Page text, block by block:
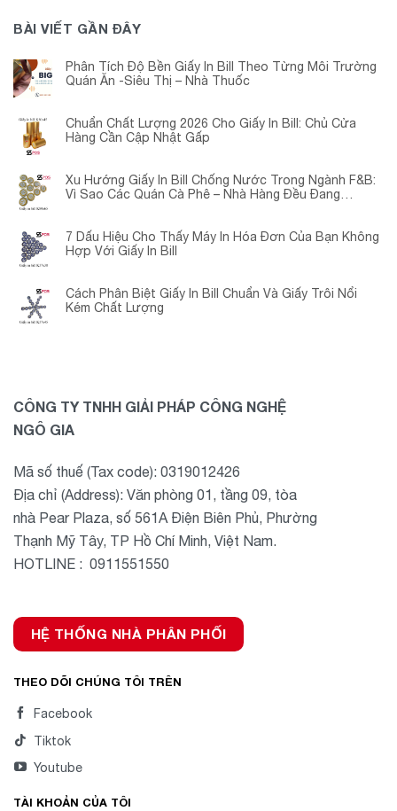
BÀI VIẾT GẦN ĐÂY
Phân Tích Độ Bền Giấy In Bill Theo Từng Môi Trường
Quán Ăn -Siêu Thị – Nhà Thuốc
Chuẩn Chất Lượng 2026 Cho Giấy In Bill: Chủ Cửa
Hàng Cần Cập Nhật Gấp
Xu Hướng Giấy In Bill Chống Nước Trong Ngành F&B:
Vì Sao Các Quán Cà Phê – Nhà Hàng Đều Đang
7 Dấu Hiệu Cho Thấy Máy In Hóa Đơn Của Bạn Không
Hợp Với Giấy In Bill
Cách Phân Biệt Giấy In Bill Chuẩn Và Giấy Trôi Nổi
Kém Chất Lượng
CÔNG TY TNHH GIẢI PHÁP CÔNG NGHỆ
NGÔ GIA
Mã số thuế (Tax code): 0319012426
Địa chỉ (Address): Văn phòng 01, tầng 09, tòa
nhà Pear Plaza, số 561A Điện Biên Phủ, Phường
Thạnh Mỹ Tây, TP Hồ Chí Minh, Việt Nam.
HOTLINE : 0911551550
HỆ THỐNG NHÀ PHÂN PHỐI
THEO DÕI CHÚNG TÔI TRÊN
Facebook
Tiktok
Youtube
TÀI KHOẢN CỦA TÔI